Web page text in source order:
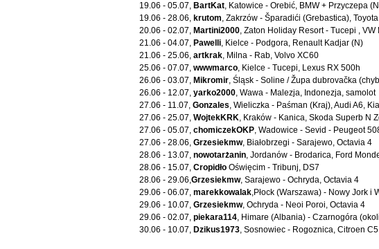
19.06 - 05.07, BartKat, Katowice - Orebić, BMW + Przyczepa
19.06 - 28.06, krutom, Zakrzów - Šparadići (Grebastica),
20.06 - 02.07, Martini2000, Zaton Holiday Resort - Tucepi , VW
21.06 - 04.07, Pawelli, Kielce - Podgora, Renault Kadjar (N)
21.06 - 25.06,artkrak, Milna - Rab, Volvo XC60
25.06 - 07.07,wwwmarco, Kielce - Tucepi, Lexus RX 500h
26.06 - 03.07, Mikromir, Śląsk - Soline / Župa dubrovačka
26.06 - 12.07,yarko2000, Wawa - Malezja, Indonezja, samolot
27.06 - 11.07,Gonzales, Wieliczka - Paśman (Kraj), Audi A6,
27.06 - 25.07,WojtekKRK, Kraków - Kanica, Skoda Superb N
27.06 - 05.07,chomiczekOKP, Wadowice - Sevid - Peugeot
27.06 - 28.06,Grzesiekmw, Białobrzegi - Sarajewo, Octavia 4
28.06 - 13.07,nowotarżanin, Jordanów - Brodarica, Ford
28.06 - 15.07,Cropidło Oświęcim - Tribunj, DS7
28.06 - 29.06,Grzesiekmw, Sarajewo - Ochryda, Octavia 4
29.06 - 06.07,marekkowalak,Płock (Warszawa) - Nowy Jork i
29.06 - 10.07,Grzesiekmw, Ochryda - Neoi Poroi, Octavia 4
29.06 - 02.07,piekara114, Himare (Albania) - Czarnogóra
30.06 - 10.07, Dzikus1973, Sosnowiec - Rogoznica, Citroen